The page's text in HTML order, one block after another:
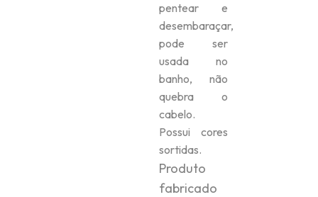
pentear e
desembaraçar,
pode ser
usada no
banho, não
quebra o
cabelo.
Possui cores
sortidas.
Produto
fabricado